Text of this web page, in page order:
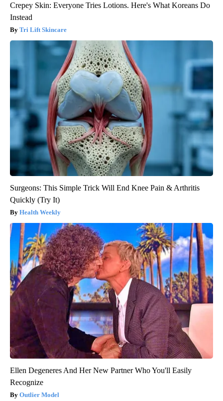
Crepey Skin: Everyone Tries Lotions. Here's What Koreans Do
Instead
Tri Lift Skincare
Surgeons: This Simple Trick Will End Knee Pain & Arthritis
Quickly (Try It)
Health Weekly
Ellen Degeneres And Her New Partner Who You'll Easily
Recognize
Outlier Model